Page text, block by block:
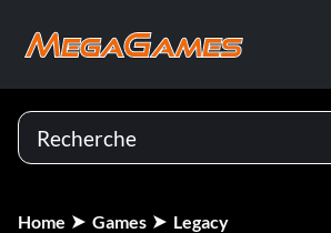
Home Games Legacy